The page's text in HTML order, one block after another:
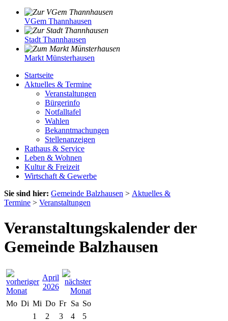
VGem Thannhausen
Stadt Thannhausen
Markt Münsterhausen
Startseite
Aktuelles & Termine
Veranstaltungen
Bürgerinfo
Notfalltafel
Wahlen
Bekanntmachungen
Stellenanzeigen
Rathaus & Service
Leben & Wohnen
Kultur & Freizeit
Wirtschaft & Gewerbe
Sie sind hier: Gemeinde Balzhausen > Aktuelles &
Termine > Veranstaltungen
Veranstaltungskalender der
Gemeinde Balzhausen
April
2026
Mo Di Mi Do Fr Sa So
1
2 3 4
5